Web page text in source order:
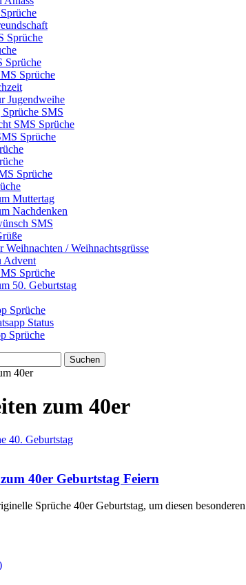
Sprüche
Sprüche
Sprüche
Jugendweihe
SMS
SMS Sprüche
Sprüche
Sprüche
Muttertag
Nachdenken
SMS
Weihnachten / Weihnachtsgrüsse
Advent
Sprüche
50. Geburtstag
Sprüche
Status
Sprüche
40er
zum 40er
40er Geburtstag Feiern
Sprüche 40er Geburtstag, um diesen